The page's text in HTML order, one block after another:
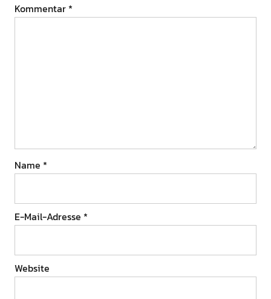
Kommentar *
Name *
E-Mail-Adresse *
Website